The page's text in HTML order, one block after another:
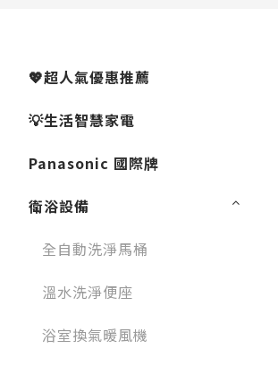
💖超人氣優惠推薦
💡生活智慧家電
Panasonic 國際牌
衛浴設備
全自動洗淨馬桶
溫水洗淨便座
浴室換氣暖風機